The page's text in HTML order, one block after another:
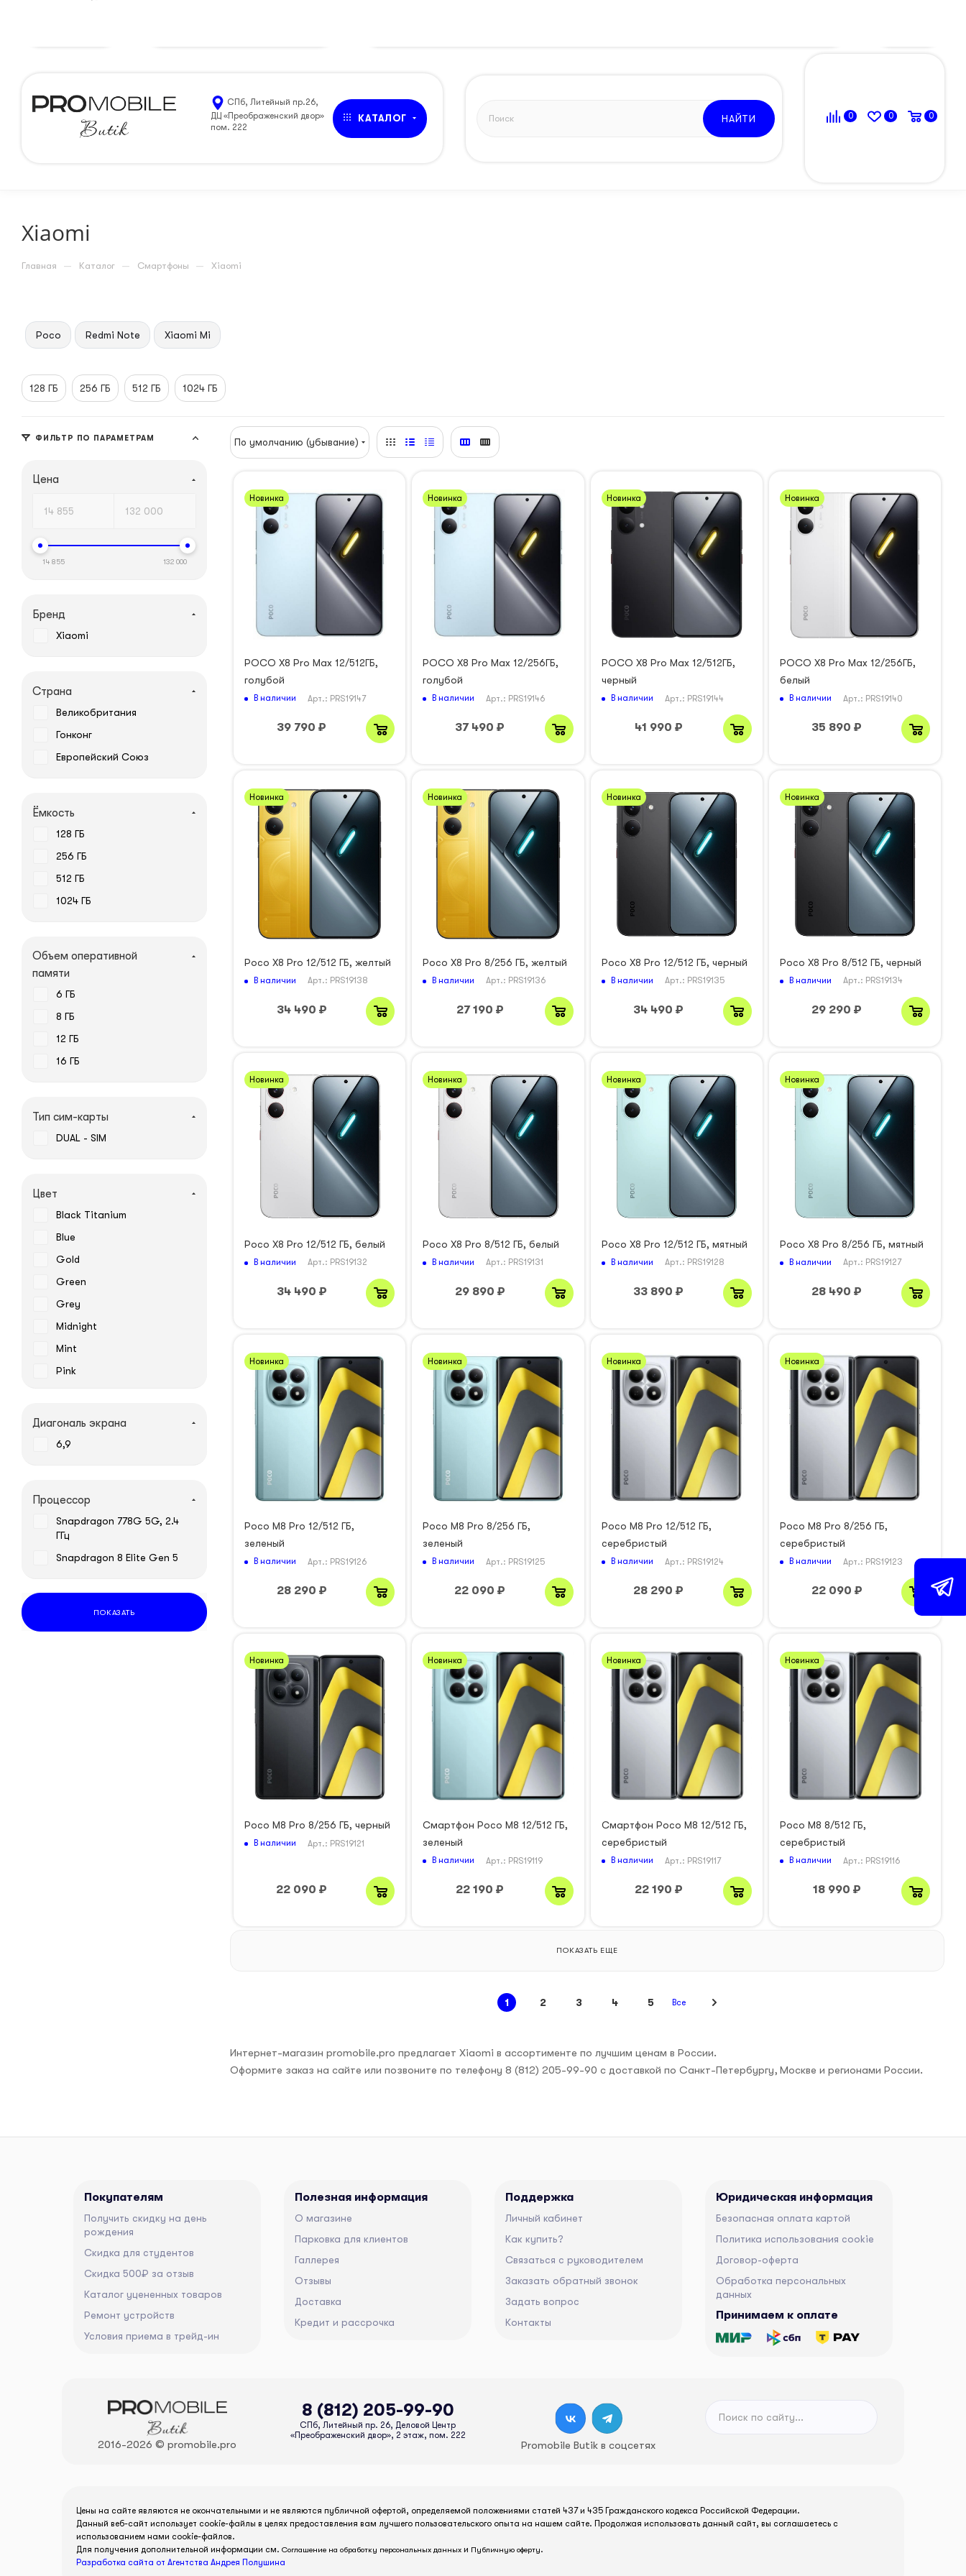
СПб, Литейный пр.26,
ДЦ «Преображенский двор»
пом. 222
КАТАЛОГ НАЙТИ 0 0 0
Xiaomi
Главная — Каталог — Смартфоны — Xiaomi
Poco Redmi Note Xiaomi Mi
128 ГБ 256 ГБ 512 ГБ 1024 ГБ
По умолчанию (убывание)
Новинка
POCO X8 Pro Max 12/512ГБ,
голубой
В наличии Арт.: PRS19147
39 790 ₽
Новинка
POCO X8 Pro Max 12/256ГБ,
голубой
В наличии Арт.: PRS19146
37 490 ₽
Новинка
POCO X8 Pro Max 12/512ГБ,
черный
В наличии Арт.: PRS19144
41 990 ₽
Новинка
POCO X8 Pro Max 12/256ГБ,
белый
В наличии Арт.: PRS19140
35 890 ₽
Новинка
Poco X8 Pro 12/512 ГБ, желтый
В наличии Арт.: PRS19138
34 490 ₽
Новинка
Poco X8 Pro 8/256 ГБ, желтый
В наличии Арт.: PRS19136
27 190 ₽
Новинка
Poco X8 Pro 12/512 ГБ, черный
В наличии Арт.: PRS19135
34 490 ₽
Новинка
Poco X8 Pro 8/512 ГБ, черный
В наличии Арт.: PRS19134
29 290 ₽
Новинка
Poco X8 Pro 12/512 ГБ, белый
В наличии Арт.: PRS19132
34 490 ₽
Новинка
Poco X8 Pro 8/512 ГБ, белый
В наличии Арт.: PRS19131
29 890 ₽
Новинка
Poco X8 Pro 12/512 ГБ, мятный
В наличии Арт.: PRS19128
33 890 ₽
Новинка
Poco X8 Pro 8/256 ГБ, мятный
В наличии Арт.: PRS19127
28 490 ₽
Новинка
Poco M8 Pro 12/512 ГБ,
зеленый
В наличии Арт.: PRS19126
28 290 ₽
Новинка
Poco M8 Pro 8/256 ГБ,
зеленый
В наличии Арт.: PRS19125
22 090 ₽
Новинка
Poco M8 Pro 12/512 ГБ,
серебристый
В наличии Арт.: PRS19124
28 290 ₽
Новинка
Poco M8 Pro 8/256 ГБ,
серебристый
В наличии Арт.: PRS19123
22 090 ₽
Новинка
Poco M8 Pro 8/256 ГБ, черный
В наличии Арт.: PRS19121
22 090 ₽
Новинка
Смартфон Poco M8 12/512 ГБ,
зеленый
В наличии Арт.: PRS19119
22 190 ₽
Новинка
Смартфон Poco M8 12/512 ГБ,
серебристый
В наличии Арт.: PRS19117
22 190 ₽
Новинка
Poco M8 8/512 ГБ,
серебристый
В наличии Арт.: PRS19116
18 990 ₽
ПОКАЗАТЬ ЕЩЕ
1 2 3 4 5 Все
Интернет-магазин promobile.pro предлагает Xiaomi в ассортименте по лучшим ценам в России.
Оформите заказ на сайте или позвоните по телефону 8 (812) 205-99-90 с доставкой по Санкт-Петербургу, Москве и регионами России.
ФИЛЬТР ПО ПАРАМЕТРАМ
Цена
14 855 132 000
Бренд
Xiaomi
Страна
Великобритания
Гонконг
Европейский Союз
Ёмкость
128 ГБ
256 ГБ
512 ГБ
1024 ГБ
Объем оперативной
памяти
6 ГБ
8 ГБ
12 ГБ
16 ГБ
Тип сим-карты
DUAL - SIM
Цвет
Black Titanium
Blue
Gold
Green
Grey
Midnight
Mint
Pink
Зелёный
Оранжевый
Чёрный
Диагональ экрана
6,9
Процессор
Snapdragon 778G 5G, 2.4
ГГц
Snapdragon 8 Elite Gen 5
ПОКАЗАТЬ
Покупателям
Получить скидку на день
рождения
Скидка для студентов
Скидка 500₽ за отзыв
Каталог уцененных товаров
Ремонт устройств
Условия приема в трейд-ин
Полезная информация
О магазине
Парковка для клиентов
Галлерея
Отзывы
Доставка
Кредит и рассрочка
Поддержка
Личный кабинет
Как купить?
Связаться с руководителем
Заказать обратный звонок
Задать вопрос
Контакты
Юридическая информация
Безопасная оплата картой
Политика использования cookie
Договор-оферта
Обработка персональных
данных
Принимаем к оплате
2016-2026 © promobile.pro
8 (812) 205-99-90
СПб, Литейный пр. 26, Деловой Центр
«Преображенский двор», 2 этаж, пом. 222
Promobile Butik в соцсетях
Цены на сайте являются не окончательными и не являются публичной офертой, определяемой положениями статей 437 и 435 Гражданского кодекса Российской Федерации.
Данный веб-сайт использует cookie-файлы в целях предоставления вам лучшего пользовательского опыта на нашем сайте. Продолжая использовать данный сайт, вы соглашаетесь с
использованием нами cookie-файлов.
Для получения дополнительной информации см. Соглашение на обработку персональных данных и Публичную оферту.
Разработка сайта от Агентства Андрея Полушина